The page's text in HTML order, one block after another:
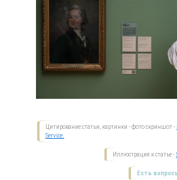
Цитирование статьи, картинки - фото скриншот -
Service.
Иллюстрация к статье -
Есть